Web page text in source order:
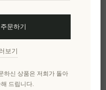
문하기
보기
하신 상품은 저희가 돌아
드립니다.